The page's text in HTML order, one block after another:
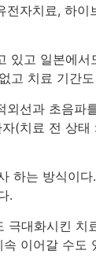
자치료,
고 일본에
치료 기간
선과 초음
(치료 전 상
는 방식이
.
대화시킨
이어갈 수